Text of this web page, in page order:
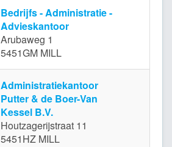
Bedrijfs - Administratie -
Advieskantoor
Arubaweg 1
5451GM MILL
Administratiekantoor
Putter & de Boer-Van
Kessel B.V.
Houtzagerijstraat 11
5451HZ MILL